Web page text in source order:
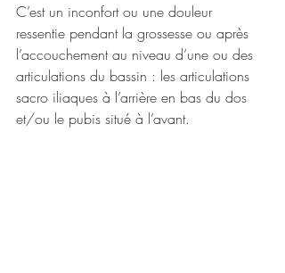
C’est un inconfort ou une douleur
ressentie pendant la grossesse ou après
l’accouchement au niveau d’une ou des
articulations du bassin : les articulations
sacro iliaques à l’arrière en bas du dos
et/ou le pubis situé à l’avant.